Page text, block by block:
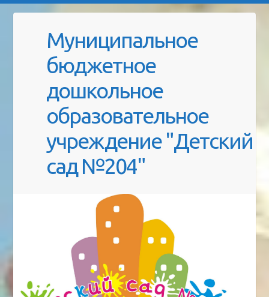
Муниципальное
бюджетное
дошкольное
образовательное
учреждение "Детский
сад №204"